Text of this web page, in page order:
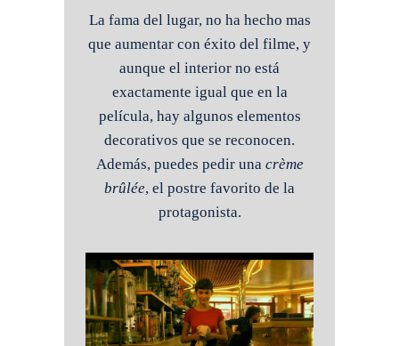
La fama del lugar, no ha hecho mas
que aumentar con éxito del filme, y
aunque el interior no está
exactamente igual que en la
película, hay algunos elementos
decorativos que se reconocen.
Además, puedes pedir una crème
brûlée, el postre favorito de la
protagonista.